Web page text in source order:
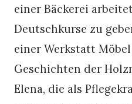
einer Bäckerei
Deutschkurse zu
einer Werkstatt
Geschichten der
Elena, die als